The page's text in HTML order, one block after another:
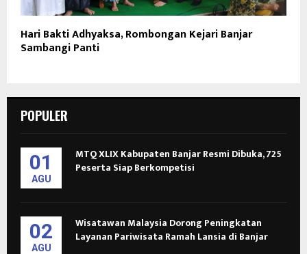
Hari Bakti Adhyaksa, Rombongan Kejari Banjar
Sambangi Panti
POPULER
01
AGU
MTQ XLIX Kabupaten Banjar Resmi Dibuka, 725
Peserta Siap Berkompetisi
02
AGU
Wisatawan Malaysia Dorong Peningkatan
Layanan Pariwisata Ramah Lansia di Banjar